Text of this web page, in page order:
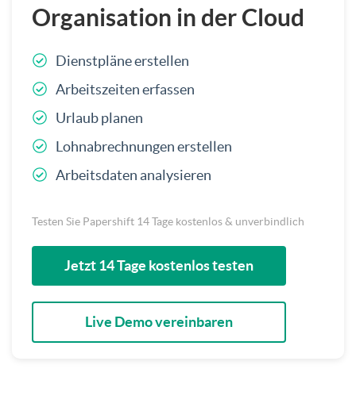
Organisation in der Cloud
Dienstpläne erstellen
Arbeitszeiten erfassen
Urlaub planen
Lohnabrechnungen erstellen
Arbeitsdaten analysieren
Testen Sie Papershift 14 Tage kostenlos & unverbindlich
Jetzt 14 Tage kostenlos testen
Live Demo vereinbaren